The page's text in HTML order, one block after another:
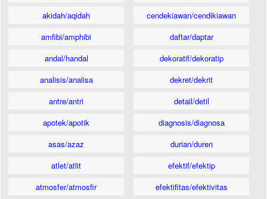
akidah/aqidah
amfibi/amphibi
andal/handal
analisis/analisa
antre/antri
apotek/apotik
asas/azaz
atlet/atlit
atmosfer/atmosfir
cendekiawan/cendikiawan
daftar/daptar
dekoratif/dekoratip
dekret/dekrit
detail/detil
diagnosis/diagnosa
durian/duren
efektif/efektip
efektifitas/efektivitas